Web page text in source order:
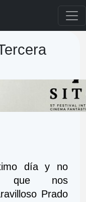
día y no
que nos
Prado